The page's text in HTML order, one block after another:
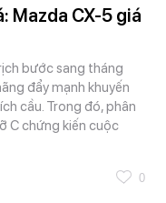
Mazda CX-5 giá
bước sang tháng
đẩy mạnh khuyến
cầu. Trong đó, phân
C chứng kiến cuộc
0